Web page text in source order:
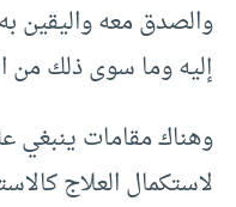
والصدق معه واليقين
إليه وما سوى ذلك من
وهناك مقامات ينبغي
لاستكمال العلاج